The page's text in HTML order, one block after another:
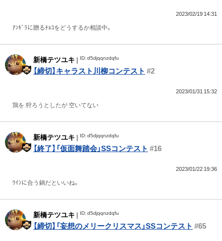
2023/02/19 14:31
ｱﾝｷﾞﾗに贈るﾁｮｺをどうするか相談中。
新橋テツユキ | ID: d5djqqnzdqfu
【締切】キャラスト川柳コンテスト #2
2023/01/31 15:32
鶏を 狩ろうとしたが 空いてない
新橋テツユキ | ID: d5djqqnzdqfu
【終了】「仮面舞踏会」SSコンテスト #16
2023/01/22 19:36
ﾜｲﾝに合う鍋だといいね。
新橋テツユキ | ID: d5djqqnzdqfu
【締切】「妄想のメリークリスマス」SSコンテスト #65